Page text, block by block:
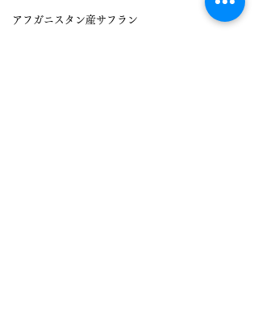
アフガニスタン産サフラン